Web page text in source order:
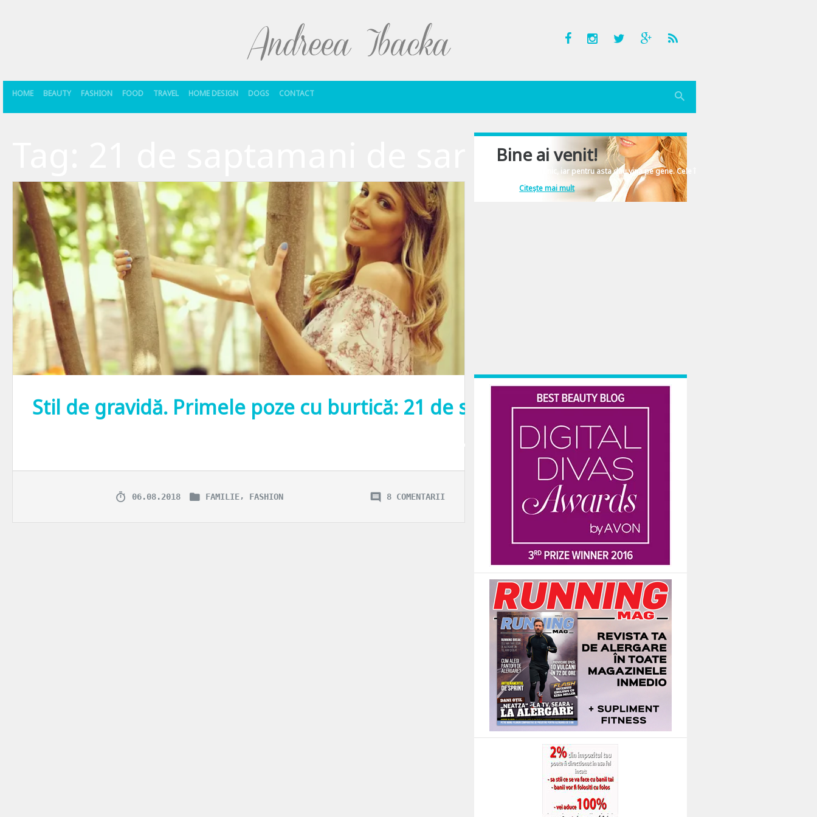
HOME BEAUTY FASHION FOOD TRAVEL HOME DESIGN DOGS CONTACT
21 de saptamani de sarcina
Stil de gravidă. Primele poze cu burtică: 21 de săptămâni de sarcină.
Dacă aș avea timp să-ți povestesc câte mi se întâmplă în perioada aceasta… 2018 a fost anul meu, asta este clar! Și chiar dacă am un program foarte încărcat, sarcina ușoară mi-a permis să mă ocup de toate cu zâmbetul
06.08.2018 FAMILIE, FASHION 8 COMENTARII
Bine ai venit!
Îmi place să comunic, iar pentru asta dau vina pe gene. Cele înscrise în ADN-ul femeiesc.
Citește mai mult